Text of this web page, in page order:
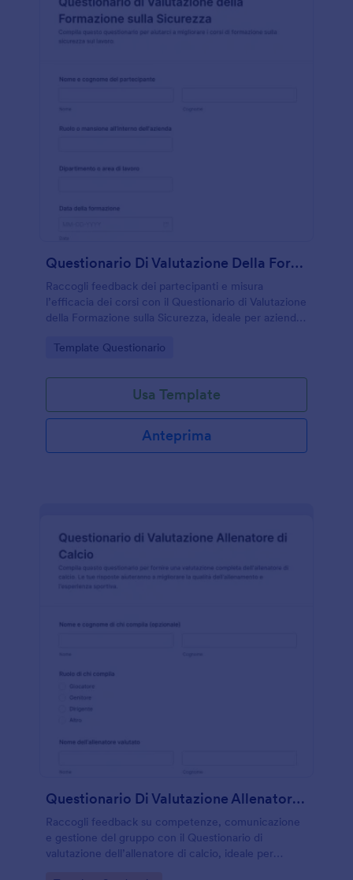
Questionario Di Valutazione Della Formazione Sulla Sicurezza
Raccogli feedback dei partecipanti e misura
l’efficacia dei corsi con il Questionario di Valutazione
della Formazione sulla Sicurezza, ideale per aziende
dopo ogni sessione.
Go to Category:
Template Questionario
Usa Template
Anteprima
Questionario Di Valutazione Allenatore Di Calcio
Raccogli feedback su competenze, comunicazione
e gestione del gruppo con il Questionario di
valutazione dell’allenatore di calcio, ideale per